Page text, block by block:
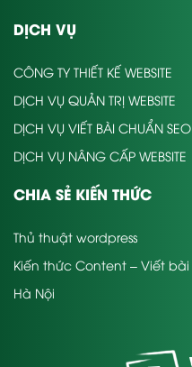
DỊCH VỤ
CÔNG TY THIẾT KẾ WEBSITE
DỊCH VỤ QUẢN TRỊ WEBSITE
DỊCH VỤ VIẾT BÀI CHUẨN SEO
DỊCH VỤ NÂNG CẤP WEBSITE
CHIA SẺ KIẾN THỨC
Thủ thuật wordpress
Kiến thức Content – Viết bài
Hà Nội